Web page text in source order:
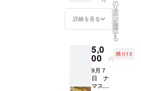
変わっ
必ずご
提供し
過去の
もの
で、イ
メージ
です。
にご提
供しま
す。
もみな
さまと
考えて
り組み
もして
いま
す。 ウ
オノ
メ、こ
「ナマ
ステ楽
団」の
ライブ
ます。
１
７：３
０～入
店でき
ます。
詳細を見る
の
リ
タ
ー
ン
を
選
択
す
る
5,0
00 円
残り15
9月７
日 ナ
マステ